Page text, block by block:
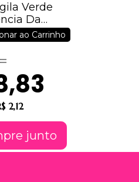
Verde
Da
ao Carrinho
2,12
junto